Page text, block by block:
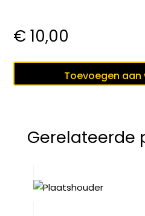
€ 10,00
36
aantal
Toevoegen aan
Gerelateerde